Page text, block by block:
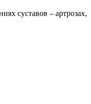
суставов – артрозах,